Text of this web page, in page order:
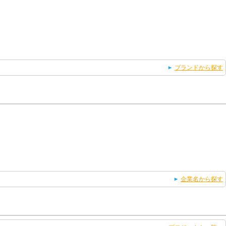
ブランドから探す
企業名から探す